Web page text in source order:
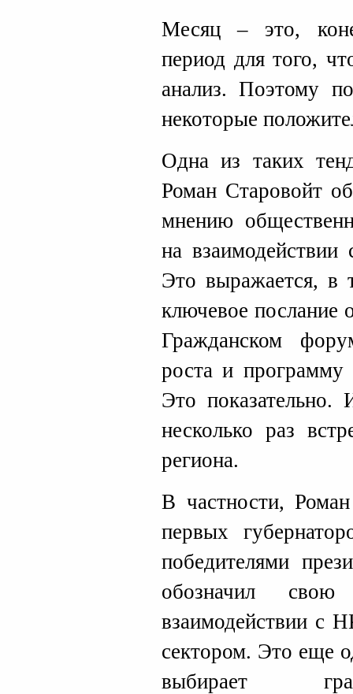
Месяц – это,
период для того,
анализ. Поэтому
некоторые
Одна из таких
Роман Старовойт
мнению
на
Это выражается, в
ключевое послание
Гражданском
роста и программу
Это
несколько раз
региона.
В частности,
первых
победителями
обозначил свою
взаимодействии с
сектором. Это еще
выбирает